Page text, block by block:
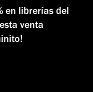
en librerías del
venta